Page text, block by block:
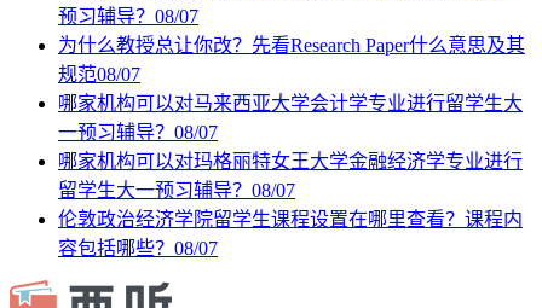
预习辅导？ 08/07
为什么教授总让你改？先看Research Paper什么意思及其
规范08/07
哪家机构可以对马来西亚大学会计学专业进行留学生大
一预习辅导？ 08/07
哪家机构可以对玛格丽特女王大学金融经济学专业进行
留学生大一预习辅导？ 08/07
伦敦政治经济学院留学生课程设置在哪里查看？课程内
容包括哪些？ 08/07